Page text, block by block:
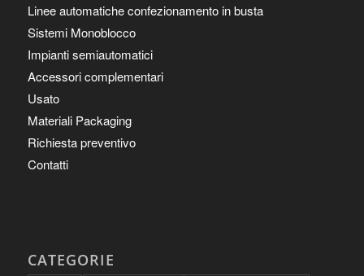
Linee automatiche confezionamento in busta
Sistemi Monoblocco
Impianti semiautomatici
Accessori complementari
Usato
Materiali Packaging
Richiesta preventivo
Contatti
CATEGORIE